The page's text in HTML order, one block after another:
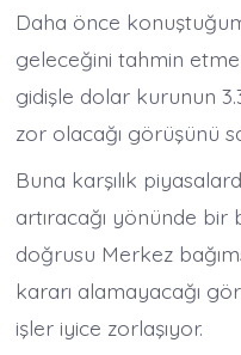
Daha önce
geleceğini tahmin
gidişle dolar kurunun
zor olacağı görüşünü
Buna karşılık
artıracağı yönünde
doğrusu Merkez
kararı alamayacağı
işler iyice zorlaşıyor.